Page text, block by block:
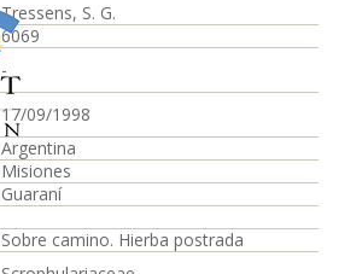
Tressens, S. G.
6069
-
17/09/1998
Argentina
Misiones
Guaraní
Sobre camino. Hierba postrada